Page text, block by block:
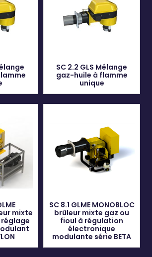
SC 2.2 GLS Mélange
gaz-huile à flamme
unique
mixte
SC 8.1 GLME MONOBLOC
brûleur mixte gaz ou
fioul à régulation
électronique
modulante série BETA